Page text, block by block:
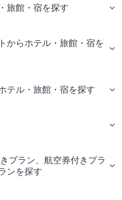
旅館・宿を探す
からホテル・旅館・宿を
テル・旅館・宿を探す
プラン、航空券付きプラ
ンを探す